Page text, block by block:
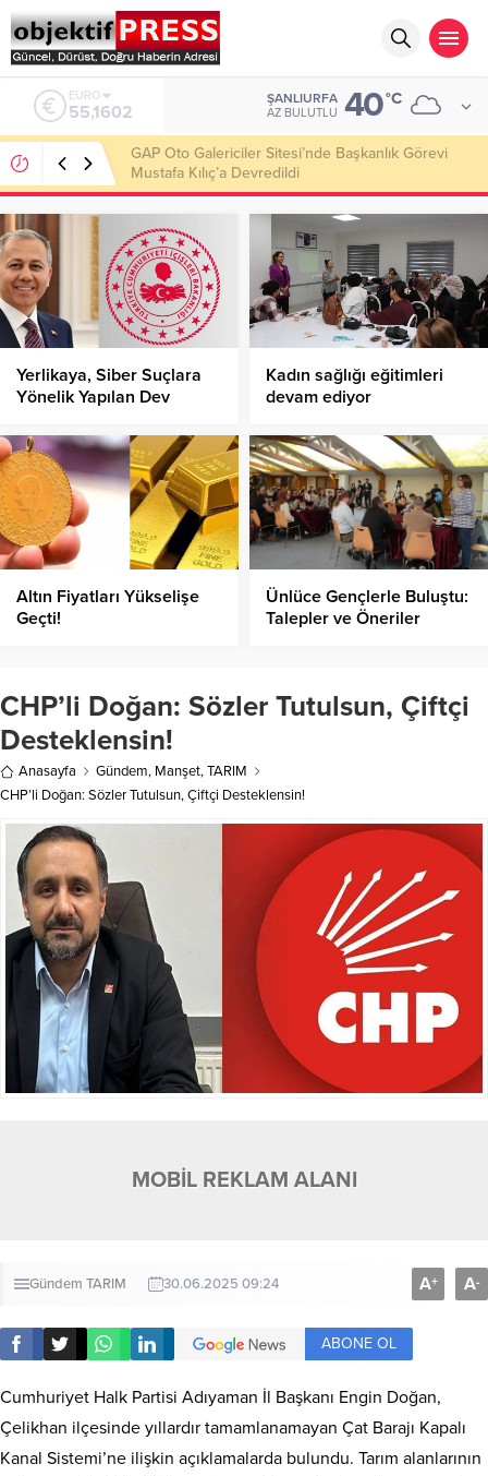
ALTIN
6.684,84
ŞANLIURFA
AZ BULUTLU 40°C
Haliliye’de Yol Çalışmaları 12 Ekiple Sürüyor!
Yerlikaya, Siber Suçlara
Yönelik Yapılan Dev
Kadın sağlığı eğitimleri
devam ediyor
Altın Fiyatları Yükselişe
Geçti!
Ünlüce Gençlerle Buluştu:
Talepler ve Öneriler
CHP’li Doğan: Sözler Tutulsun, Çiftçi
Desteklensin!
Anasayfa Gündem, Manşet,TARIM
CHP’li Doğan: Sözler Tutulsun, Çiftçi Desteklensin!
MOBİL REKLAM ALANI
Gündem TARIM 30.06.2025 09:24 A+ A-
ABONE OL
Cumhuriyet Halk Partisi Adıyaman İl Başkanı Engin Doğan,
Çelikhan ilçesinde yıllardır tamamlanamayan Çat Barajı Kapalı
Kanal Sistemi’ne ilişkin açıklamalarda bulundu. Tarım alanlarının